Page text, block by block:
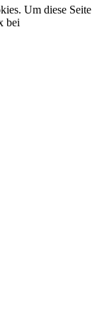
Um diese Seite
bei